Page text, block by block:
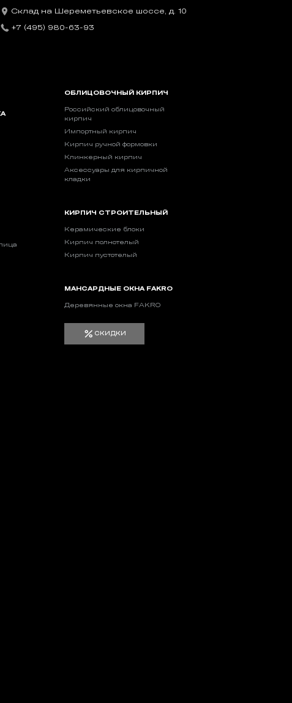
Склад на Шереметьевское шоссе, д. 10
+7 (495) 980-63-93
ОБЛИЦОВОЧНЫЙ КИРПИЧ
Российский облицовочный
кирпич
Импортный кирпич
Кирпич ручной формовки
Клинкерный кирпич
Аксессуары для кирпичной
кладки
КИРПИЧ СТРОИТЕЛЬНЫЙ
Керамические блоки
Кирпич полнотелый
Кирпич пустотелый
МАНСАРДНЫЕ ОКНА FAKRO
Деревянные окна FAKRO
СКИДКИ